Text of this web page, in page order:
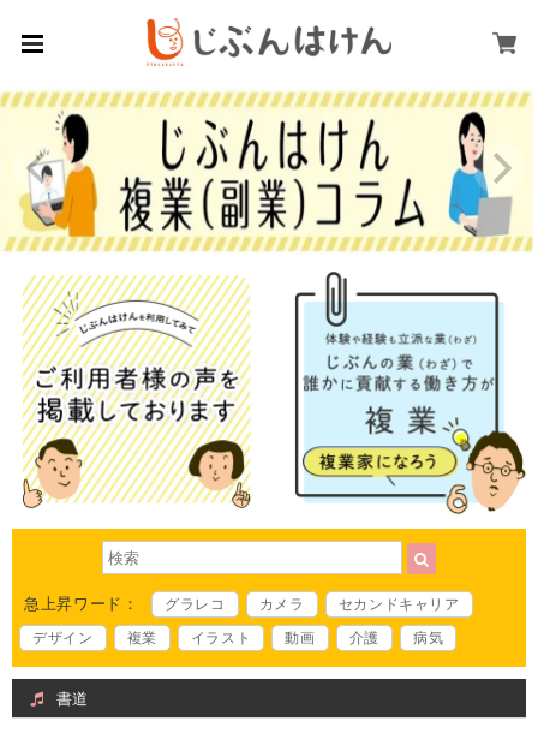
急上昇ワード： グラレコ カメラ
セカンドキャリア
デザイン
複業 イラスト 動画 介護 病気
書道